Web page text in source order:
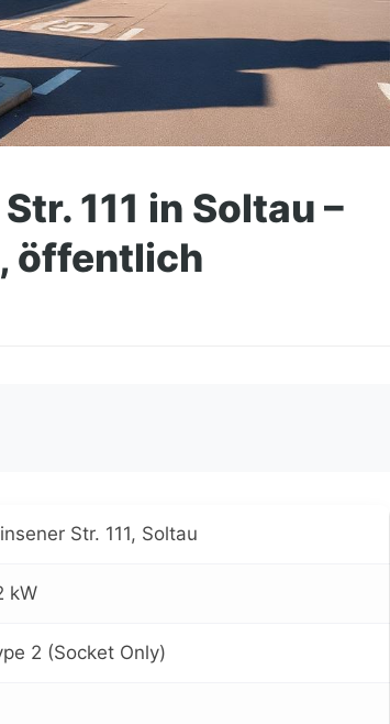
111 in Soltau –
öffentlich
Str. 111, Soltau
kW
2 (Socket Only)